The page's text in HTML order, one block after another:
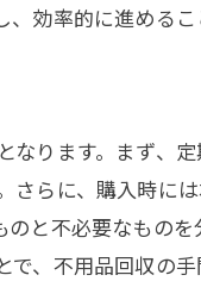
疲れない不用品回収
キリ生活へ導く不用
快適な生活を叶え
スッキリした空間を
不用品回収で心地よ
効率的に進めるこ
ります。まず、
さらに、購入時
と不必要なもの
、不用品回収の